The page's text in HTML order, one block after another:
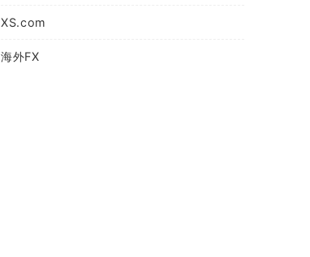
XS.com
海外FX